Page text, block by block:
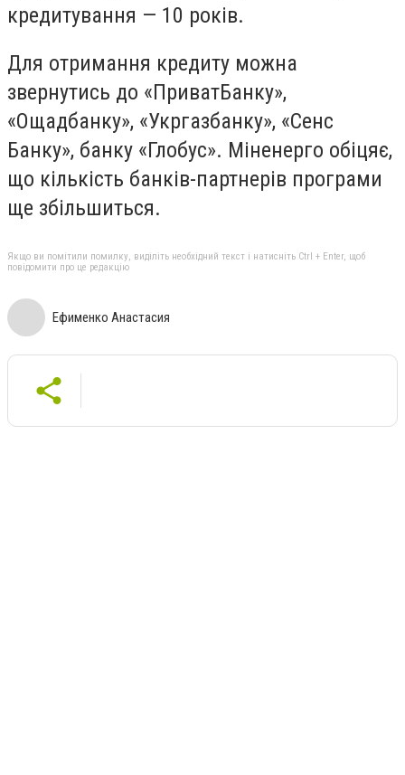
кредитування — 10 років.
Для отримання кредиту можна
звернутись до «ПриватБанку»,
«Ощадбанку», «Укргазбанку», «Сенс
Банку», банку «Глобус». Міненерго обіцяє,
що кількість банків-партнерів програми
ще збільшиться.
Якщо ви помітили помилку, виділіть необхідний текст і натисніть Ctrl + Enter, щоб
повідомити про це редакцію
Ефименко Анастасия